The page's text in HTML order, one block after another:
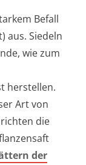
Befall
aus. Siedeln
wie zum
herstellen.
Art von
die
der